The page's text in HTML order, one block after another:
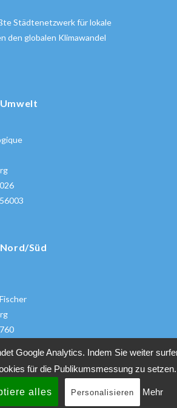
Städtenetzwerk für lokale
den globalen Klimawandel
Süd
All Rights ReservedKlimabuendnis|
Google Analytics. Indem Sie weiter
für die Publikumsmessung zu setzen.
alles Personalisieren Mehr